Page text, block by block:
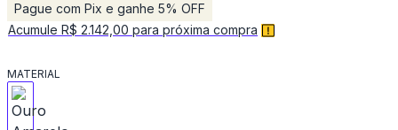
Pague com Pix e ganhe 5% OFF
Acumule R$ 2.142,00 para próxima compra
MATERIAL